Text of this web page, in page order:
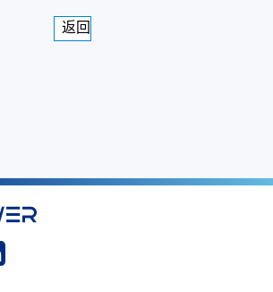
返回